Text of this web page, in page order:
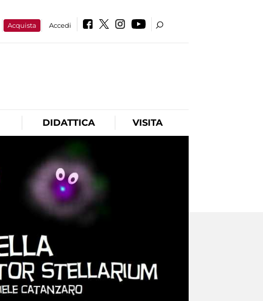
Acquista Accedi
DIDATTICA VISITA